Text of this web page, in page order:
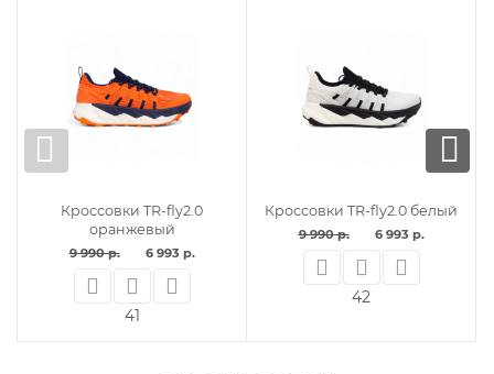
Кроссовки TR-fly2.0
оранжевый
9 990 р. 6 993 р.
41
Кроссовки TR-fly2.0 белый
9 990 р. 6 993 р.
42